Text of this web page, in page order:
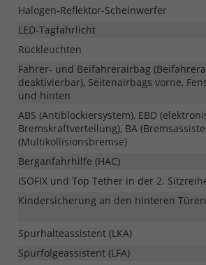
Halogen-Reflektor-Scheinwerfer
LED-Tagfahrlicht
Rückleuchten
Fahrer- und Beifahrerairbag
deaktivierbar), Seitenairbags vorne,
und hinten
ABS (Antiblockiersystem), EBD
Bremskraftverteilung), BA
(Multikollisionsbremse)
Berganfahrhilfe (HAC)
ISOFIX und Top Tether in der 2.
Kindersicherung an den hinteren
Spurhalteassistent (LKA)
Spurfolgeassistent (LFA)